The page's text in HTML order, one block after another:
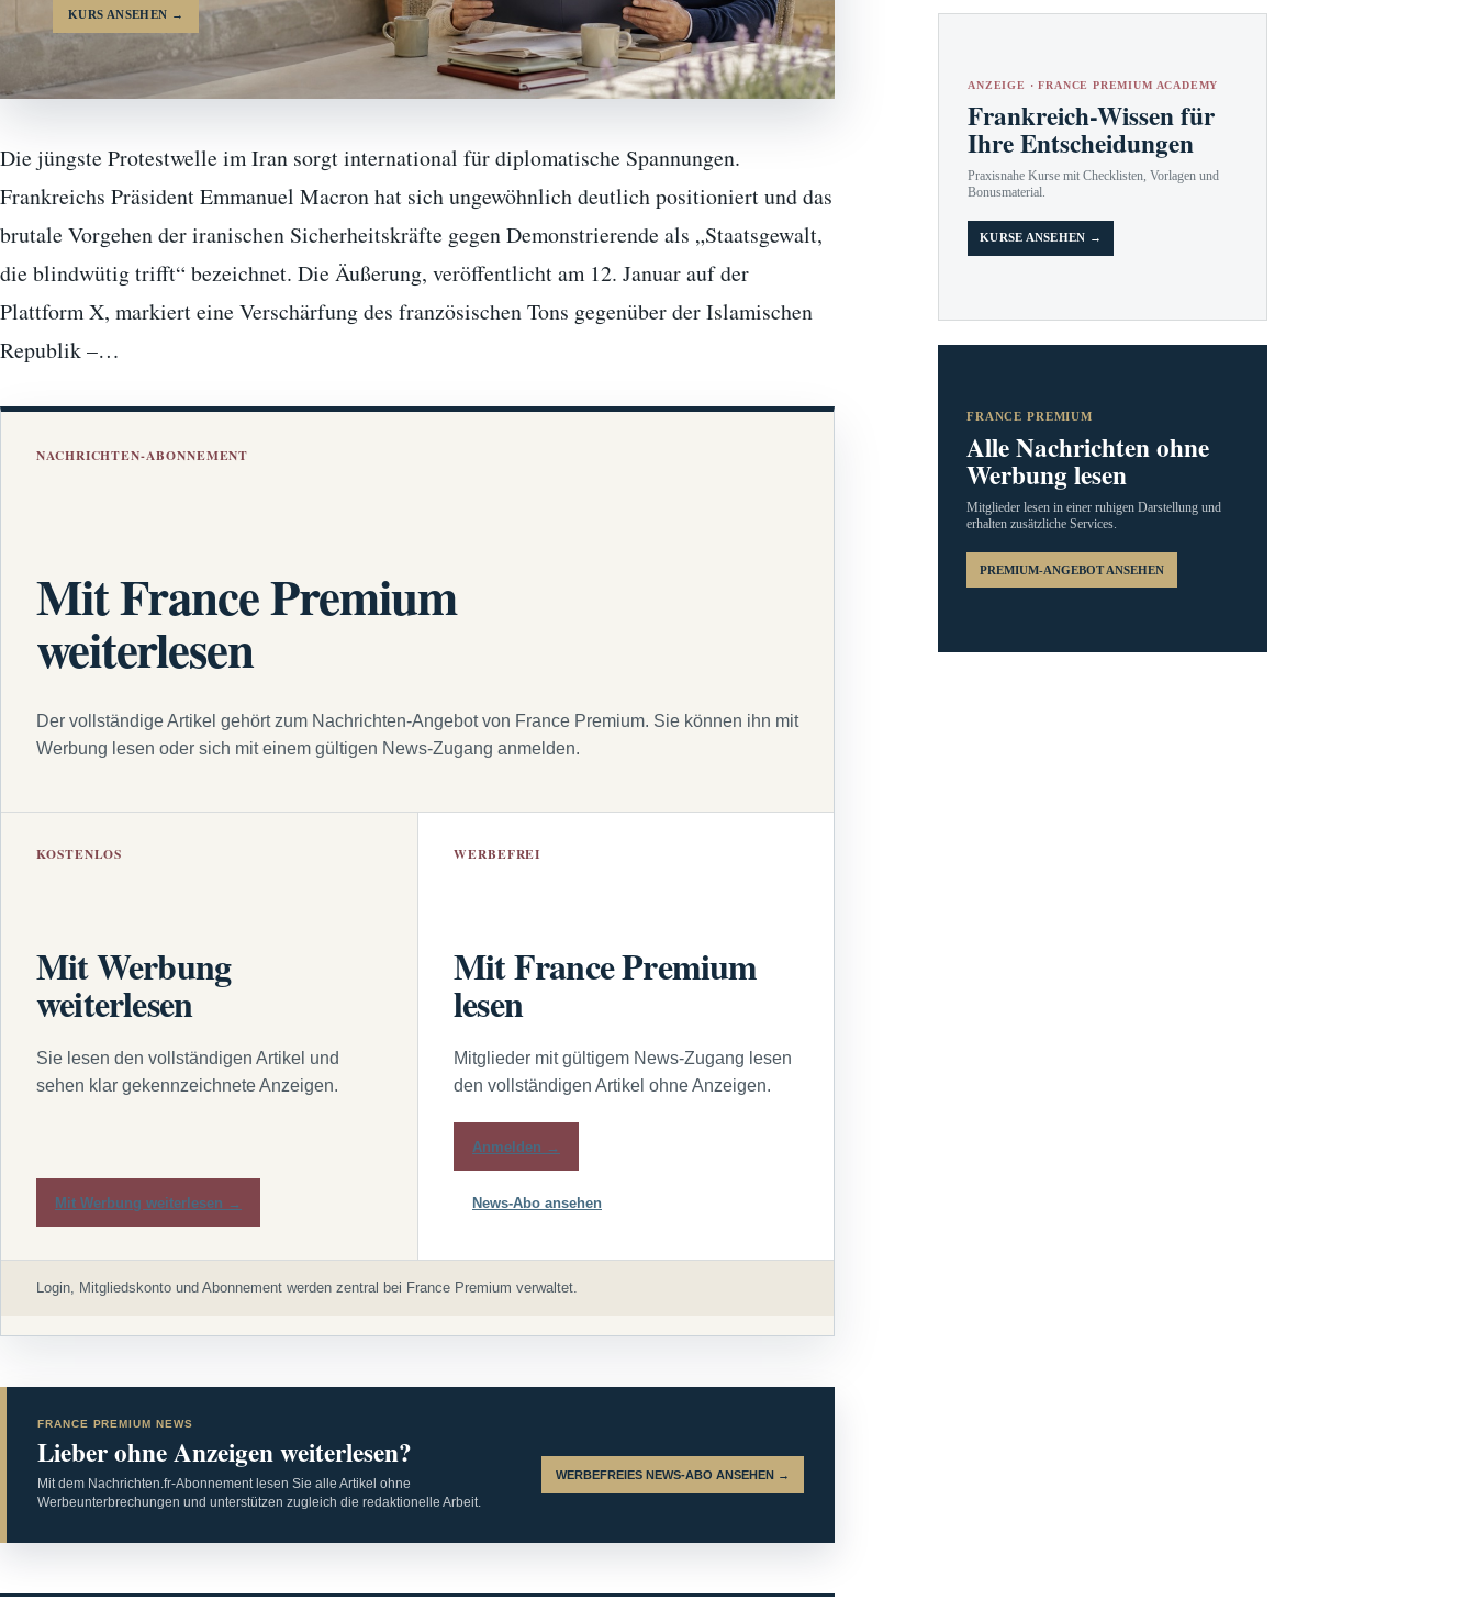
KURS ANSEHEN →
Die jüngste Protestwelle im Iran sorgt international für diplomatische Spannungen.
Frankreichs Präsident Emmanuel Macron hat sich ungewöhnlich deutlich positioniert und das
brutale Vorgehen der iranischen Sicherheitskräfte gegen Demonstrierende als „Staatsgewalt,
die blindwütig trifft“ bezeichnet. Die Äußerung, veröffentlicht am 12. Januar auf der
Plattform X, markiert eine Verschärfung des französischen Tons gegenüber der Islamischen
Republik –…
NACHRICHTEN-ABONNEMENT
Mit France Premium
weiterlesen
Der vollständige Artikel gehört zum Nachrichten-Angebot von France Premium. Sie können ihn mit
Werbung lesen oder sich mit einem gültigen News-Zugang anmelden.
KOSTENLOS
Mit Werbung
weiterlesen
Sie lesen den vollständigen Artikel und
sehen klar gekennzeichnete Anzeigen.
Mit Werbung weiterlesen →
WERBEFREI
Mit France Premium
lesen
Mitglieder mit gültigem News-Zugang lesen
den vollständigen Artikel ohne Anzeigen.
Anmelden →
News-Abo ansehen
Login, Mitgliedskonto und Abonnement werden zentral bei France Premium verwaltet.
FRANCE PREMIUM NEWS
Lieber ohne Anzeigen weiterlesen?
Mit dem Nachrichten.fr-Abonnement lesen Sie alle Artikel ohne
Werbeunterbrechungen und unterstützen zugleich die redaktionelle Arbeit.
WERBEFREIES NEWS-ABO ANSEHEN →
ANZEIGE · FRANCE PREMIUM ACADEMY
Frankreich-Wissen für
Ihre Entscheidungen
Praxisnahe Kurse mit Checklisten, Vorlagen und
Bonusmaterial.
KURSE ANSEHEN →
FRANCE PREMIUM
Alle Nachrichten ohne
Werbung lesen
Mitglieder lesen in einer ruhigen Darstellung und
erhalten zusätzliche Services.
PREMIUM-ANGEBOT ANSEHEN